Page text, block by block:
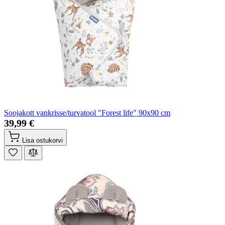
Soojakott vankrisse/turvatool "Forest life" 90x90 cm
39,99 €
Lisa ostukorvi